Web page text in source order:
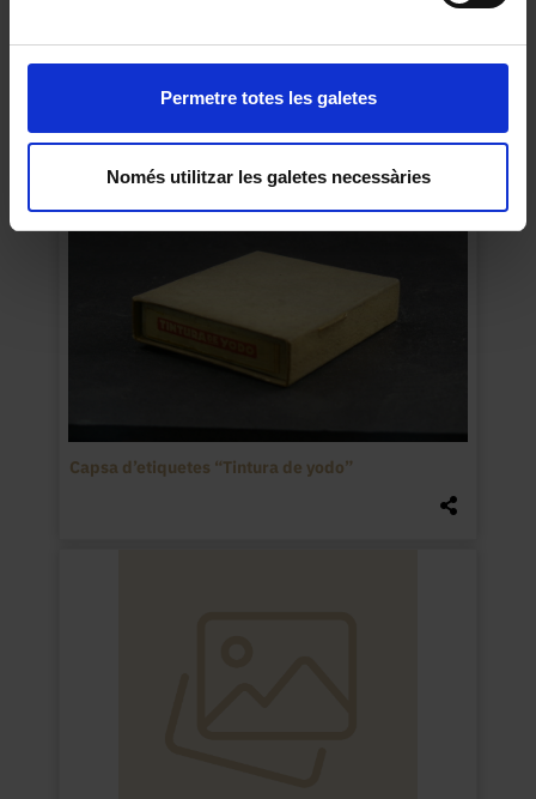
Permetre totes les galetes
Només utilitzar les galetes necessàries
«Concòrdia dels apotecaris de Barcelona»
Capsa d’etiquetes “Tintura de yodo”